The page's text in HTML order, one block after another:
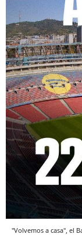
"Volvemos a casa", el